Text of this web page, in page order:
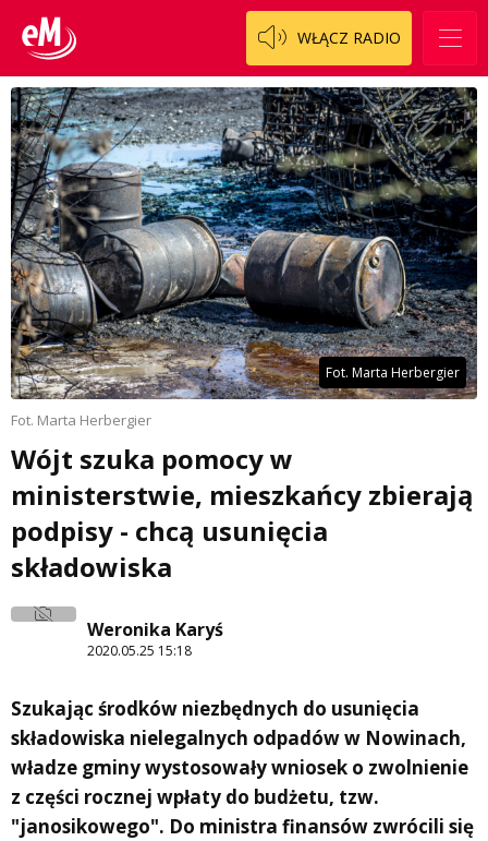
WŁĄCZ RADIO
Fot. Marta Herbergier
Fot. Marta Herbergier
Wójt szuka pomocy w
ministerstwie, mieszkańcy zbierają
podpisy - chcą usunięcia
składowiska
Weronika Karyś
2020.05.25 15:18
Szukając środków niezbędnych do usunięcia
składowiska nielegalnych odpadów w Nowinach,
władze gminy wystosowały wniosek o zwolnienie
z części rocznej wpłaty do budżetu, tzw.
"janosikowego". Do ministra finansów zwrócili się